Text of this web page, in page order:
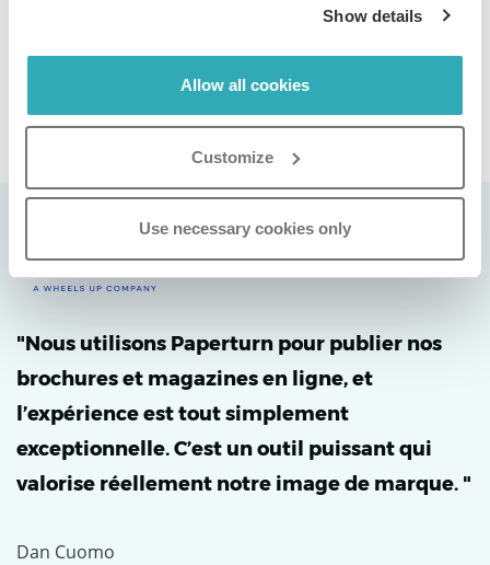
Show details
Allow all cookies
Customize
Use necessary cookies only
"Nous utilisons Paperturn pour publier nos
brochures et magazines en ligne, et
l’expérience est tout simplement
exceptionnelle. C’est un outil puissant qui
valorise réellement notre image de marque. "
Dan Cuomo